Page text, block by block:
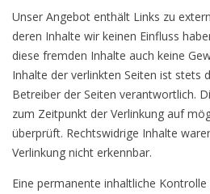
Unser Angebot enthält Links zu
deren Inhalte wir keinen Einfluss
diese fremden Inhalte auch keine
Inhalte der verlinkten Seiten ist stets
Betreiber der Seiten verantwortlich.
zum Zeitpunkt der Verlinkung auf
überprüft. Rechtswidrige Inhalte
Verlinkung nicht erkennbar.
Eine permanente inhaltliche